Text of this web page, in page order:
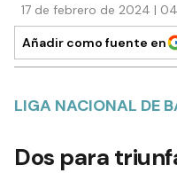
17 de febrero de 2024 |
Añadir como fuente en
LIGA NACIONAL DE
Dos para